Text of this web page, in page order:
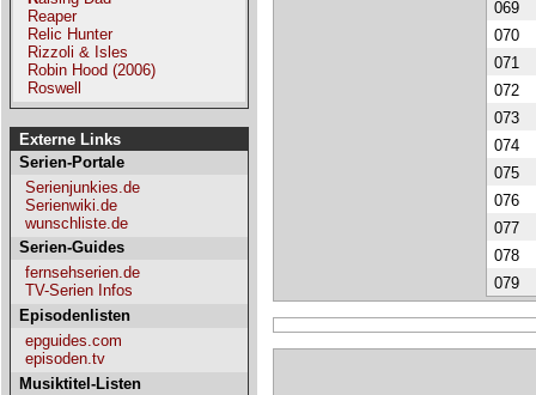
Reaper
Relic Hunter
Rizzoli & Isles
Robin Hood (2006)
Roswell
Externe Links
Serien-Portale
Serienjunkies.de
Serienwiki.de
wunschliste.de
Serien-Guides
fernsehserien.de
TV-Serien Infos
Episodenlisten
epguides.com
episoden.tv
Musiktitel-Listen
069
070
071
072
073
074
075
076
077
078
079